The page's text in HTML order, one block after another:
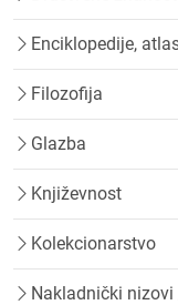
Enciklopedije,
Filozofija
Glazba
Književnost
Kolekcionarstvo
Nakladnički